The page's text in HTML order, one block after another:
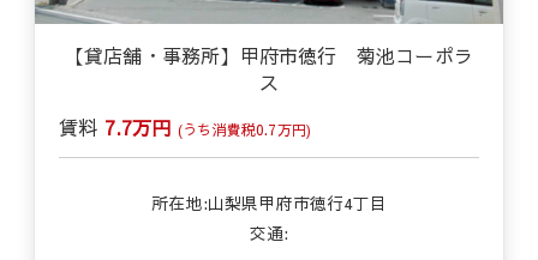
【貸店舗・事務所】甲府市徳行 菊池コーポラ
ス
賃料 7.7万円 (うち消費税0.7万円)
所在地:山梨県甲府市徳行4丁目
交通: